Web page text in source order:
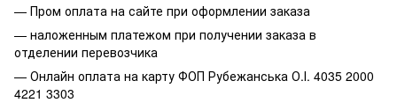
— Пром оплата на сайте при оформлении заказа
— наложенным платежом при получении заказа в
отделении перевозчика
— Онлайн оплата на карту ФОП Рубежанська О.І. 4035 2000
4221 3303